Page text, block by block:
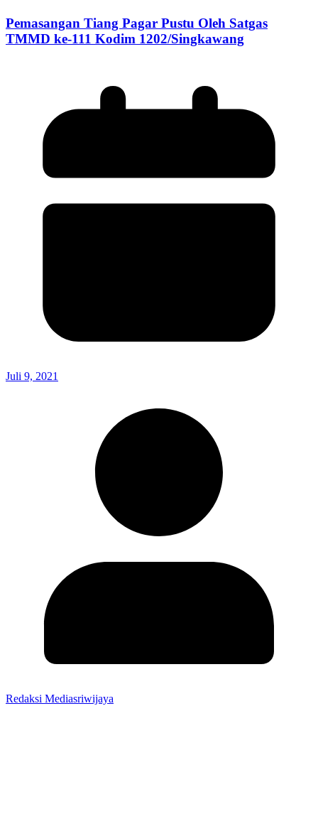
Pemasangan Tiang Pagar Pustu Oleh Satgas
TMMD ke-111 Kodim 1202/Singkawang
Juli 9, 2021
Redaksi Mediasriwijaya